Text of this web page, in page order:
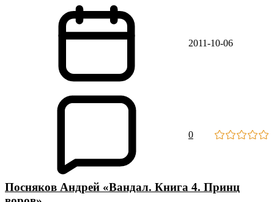
2011-10-06
0
Посняков Андрей «Вандал. Книга 4. Принц